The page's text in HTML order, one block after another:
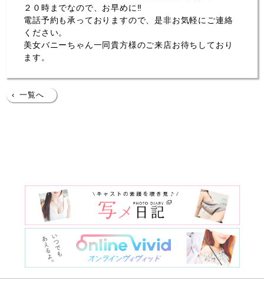
２０時までなので、お早めに‼
電話予約も承っておりますので、是非お気軽にご連絡
ください。
美女バニーちゃん一同貴方様のご来店お待ちしており
ます。
‹ 一覧へ